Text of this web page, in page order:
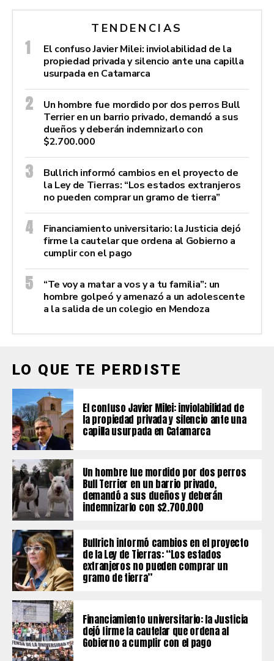
TENDENCIAS
El confuso Javier Milei: inviolabilidad de la
propiedad privada y silencio ante una capilla
usurpada en Catamarca
Un hombre fue mordido por dos perros Bull
Terrier en un barrio privado, demandó a sus
dueños y deberán indemnizarlo con
$2.700.000
Bullrich informó cambios en el proyecto de
la Ley de Tierras: “Los estados extranjeros
no pueden comprar un gramo de tierra”
Financiamiento universitario: la Justicia dejó
firme la cautelar que ordena al Gobierno a
cumplir con el pago
“Te voy a matar a vos y a tu familia”: un
hombre golpeó y amenazó a un adolescente
a la salida de un colegio en Mendoza
LO QUE TE PERDISTE
El confuso Javier Milei: inviolabilidad de
la propiedad privada y silencio ante una
capilla usurpada en Catamarca
Un hombre fue mordido por dos perros
Bull Terrier en un barrio privado,
demandó a sus dueños y deberán
indemnizarlo con $2.700.000
Bullrich informó cambios en el proyecto
de la Ley de Tierras: “Los estados
extranjeros no pueden comprar un
gramo de tierra”
Financiamiento universitario: la Justicia
dejó firme la cautelar que ordena al
Gobierno a cumplir con el pago